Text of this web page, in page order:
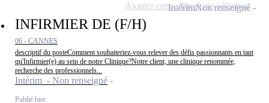
INFIRMIER DE (F/H)
06 - CANNES
descriptif du posteComment souhaiteriez-vous relever des défis passionnants en tant
qu'Infirmier(e) au sein de notre Clinique?Notre client, une clinique renommée,
recherche des professionnels...
Intérim - Non renseigné
Publié hier
IntérimNon renseigné
Ajouter cette offre à ma sélection